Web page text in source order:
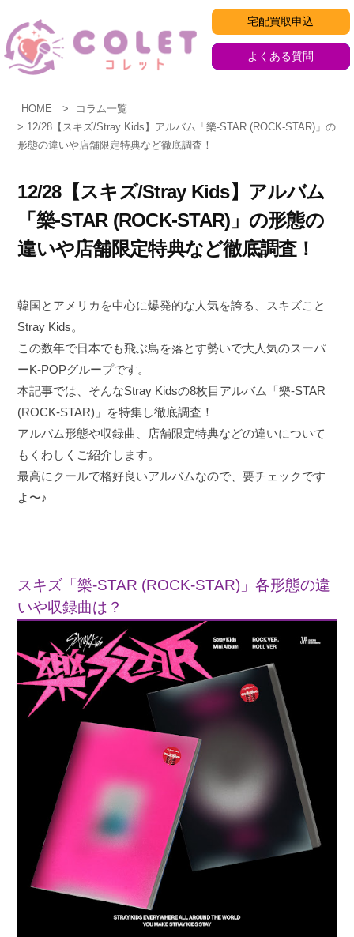
ン
テ
宅配買取申込
よくある質問
HOME
コラム一覧
12/28【スキズ/Stray Kids】アルバム「樂-STAR (ROCK-STAR)」の
形態の違いや店舗限定特典など徹底調査！
12/28【スキズ/Stray Kids】アルバム
「樂-STAR (ROCK-STAR)」の形態の
違いや店舗限定特典など徹底調査！
韓国とアメリカを中心に爆発的な人気を誇る、スキズこと
Stray Kids。
この数年で日本でも飛ぶ鳥を落とす勢いで大人気のスーパ
ーK-POPグループです。
本記事では、そんなStray Kidsの8枚目アルバム「樂-STAR
(ROCK-STAR)」を特集し徹底調査！
アルバム形態や収録曲、店舗限定特典などの違いについて
もくわしくご紹介します。
最高にクールで格好良いアルバムなので、要チェックです
よ〜♪
スキズ「樂-STAR (ROCK-STAR)」各形態の違
いや収録曲は？